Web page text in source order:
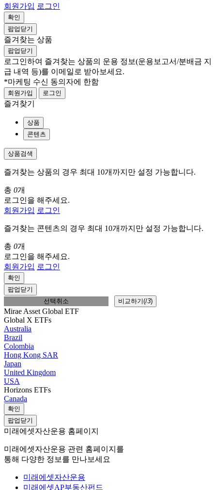
회원가입 로그인
확인
팝업닫기
즐겨찾는 상품
팝업닫기
로그인하여 즐겨찾는 상품의 운용 정보(운용보고서/분배금 지
급 내역 등)를 이메일로 받아보세요.
*마케팅 수신 동의자에 한함
회원가입 로그인
즐겨찾기
상품
콘텐츠
상품검색
즐겨찾는 상품의 경우 최대 10개까지만 설정 가능합니다.
총 0개
로그인을 해주세요.
회원가입 로그인
즐겨찾는 콘텐츠의 경우 최대 10개까지만 설정 가능합니다.
총 0개
로그인을 해주세요.
회원가입 로그인
확인
팝업닫기
선택취소
비교하기(/3)
Mirae Asset Global ETF
Global X ETFs
Australia
Brazil
Colombia
Hong Kong SAR
Japan
United Kingdom
USA
Horizons ETFs
Canada
확인
팝업닫기
미래에셋자산운용 홈페이지
미래에셋자산운용 관련 홈페이지를
통해 다양한 정보를 만나보세요
미래에셋자산운용
미래에셋AP부동산펀드